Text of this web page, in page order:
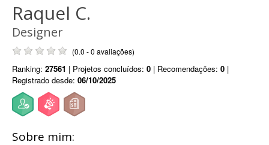
Raquel C.
Designer
(0.0 - 0 avaliações)
Ranking: 27561 | Projetos concluídos: 0 | Recomendações: 0 |
Registrado desde: 06/10/2025
Sobre mim: